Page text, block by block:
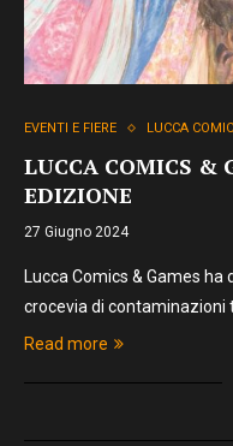
EVENTI E FIERE LUCCA
LUCCA COMICS &
EDIZIONE
27 Giugno 2024
Lucca Comics & Games
crocevia di contaminazioni
Read more